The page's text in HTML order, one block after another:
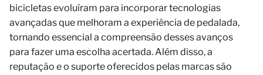
bicicletas evoluíram para incorporar tecnologias
avançadas que melhoram a experiência de pedalada,
tornando essencial a compreensão desses avanços
para fazer uma escolha acertada. Além disso, a
reputação e o suporte oferecidos pelas marcas são